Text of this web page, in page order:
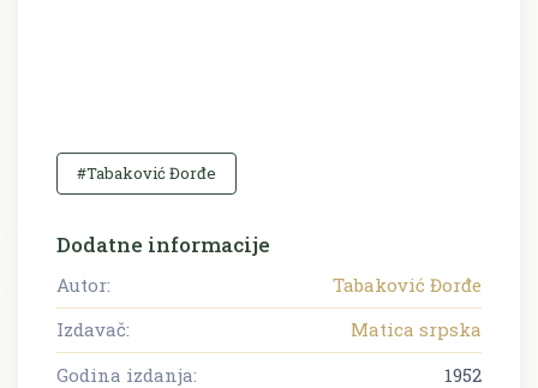
#Tabaković Đorđe
Dodatne informacije
Autor:
Tabaković Đorđe
Izdavač:
Matica srpska
Godina izdanja:
1952